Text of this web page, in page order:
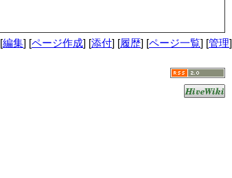
[編集] [ページ作成] [添付] [履歴] [ページ一覧] [管理]